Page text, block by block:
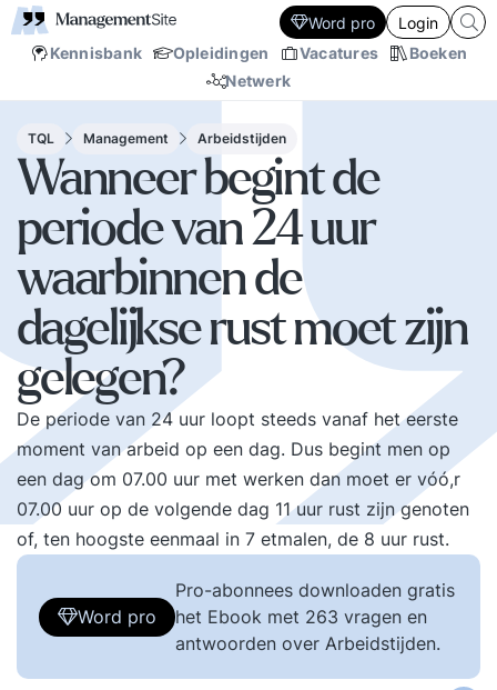
Kennisbank Opleidingen Vacatures
Boeken
Netwerk
Word pro Login
TQL Management Arbeidstijden
Wanneer begint de
periode van 24 uur
waarbinnen de
dagelijkse rust moet zijn
gelegen?
De periode van 24 uur loopt steeds vanaf het eerste
moment van arbeid op een dag. Dus begint men op
een dag om 07.00 uur met werken dan moet er vóó,r
07.00 uur op de volgende dag 11 uur rust zijn genoten
of, ten hoogste eenmaal in 7 etmalen, de 8 uur rust.
Word pro
Pro-abonnees downloaden gratis
het Ebook met 263 vragen en
antwoorden over Arbeidstijden.